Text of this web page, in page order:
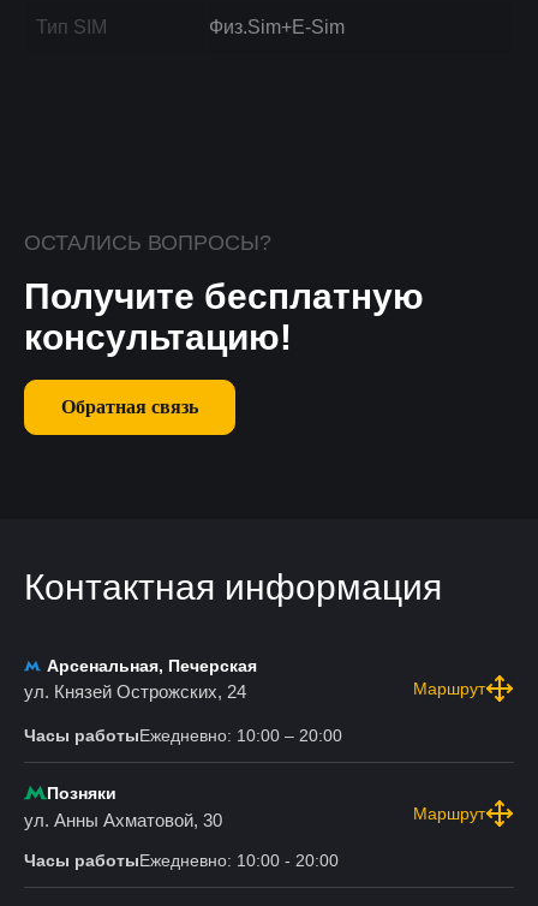
Тип SIM Физ.Sim+E-Sim
ОСТАЛИСЬ ВОПРОСЫ?
Получите бесплатную
консультацию!
Обратная связь
Контактная информация
Арсенальная, Печерская
ул. Князей Острожских, 24 Маршрут
Часы работыЕжедневно: 10:00 – 20:00
Позняки
ул. Анны Ахматовой, 30 Маршрут
Часы работыЕжедневно: 10:00 - 20:00